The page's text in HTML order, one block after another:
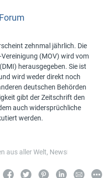
zehnmal jährlich. Die
(MOV) wird vom
herausgegeben. Sie ist
wird weder direkt noch
deutschen Behörden
gibt der Zeitschrift den
auch widersprüchliche
werden.
aus aller Welt, News